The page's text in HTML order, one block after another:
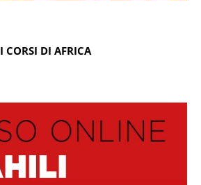
I CORSI DI AFRICA